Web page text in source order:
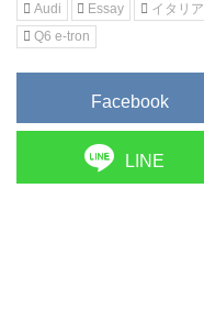
Audi Essay イタリ
Q6 e-tron
Facebook
LINE